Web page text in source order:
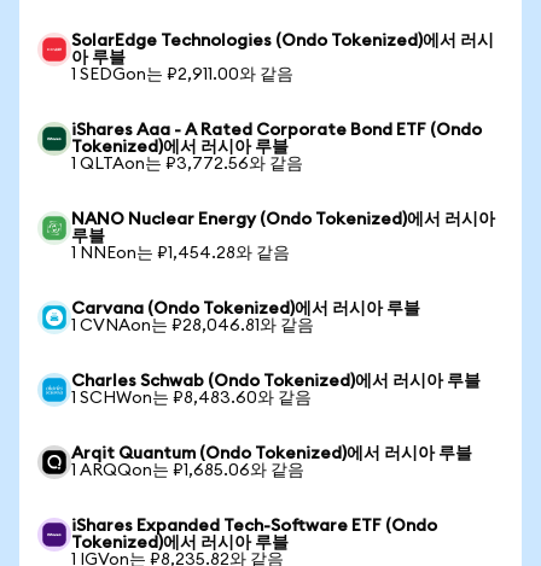
SolarEdge Technologies (Ondo Tokenized)에서 러시
아 루블
1 SEDGon는 ₽2,911.00와 같음
iShares Aaa - A Rated Corporate Bond ETF (Ondo
Tokenized)에서 러시아 루블
1 QLTAon는 ₽3,772.56와 같음
NANO Nuclear Energy (Ondo Tokenized)에서 러시아
루블
1 NNEon는 ₽1,454.28와 같음
Carvana (Ondo Tokenized)에서 러시아 루블
1 CVNAon는 ₽28,046.81와 같음
Charles Schwab (Ondo Tokenized)에서 러시아 루블
1 SCHWon는 ₽8,483.60와 같음
Arqit Quantum (Ondo Tokenized)에서 러시아 루블
1 ARQQon는 ₽1,685.06와 같음
iShares Expanded Tech-Software ETF (Ondo
Tokenized)에서 러시아 루블
1 IGVon는 ₽8,235.82와 같음